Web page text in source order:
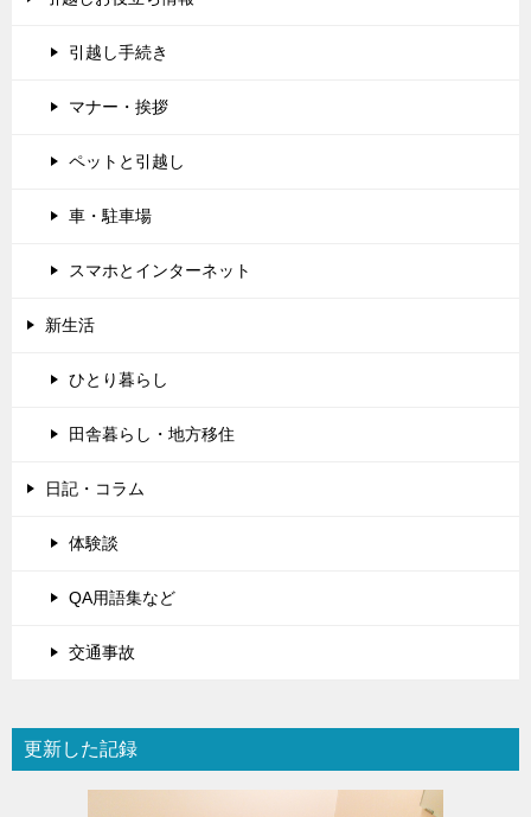
引越し手続き
マナー・挨拶
ペットと引越し
車・駐車場
スマホとインターネット
新生活
ひとり暮らし
田舎暮らし・地方移住
日記・コラム
体験談
QA用語集など
交通事故
更新した記録